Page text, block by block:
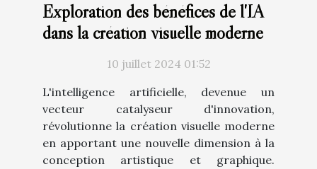
Exploration des bénéfices de l'IA
dans la création visuelle moderne
10 juillet 2024 01:52
L'intelligence artificielle, devenue un
vecteur catalyseur d'innovation,
révolutionne la création visuelle moderne
en apportant une nouvelle dimension à la
conception artistique et graphique.